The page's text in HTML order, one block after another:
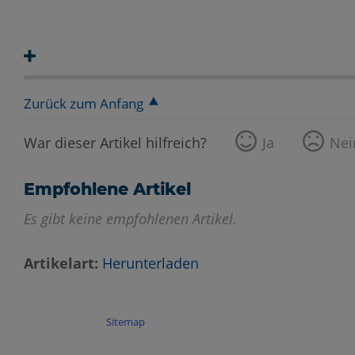
Zurück zum Anfang
War dieser Artikel hilfreich? Ja
Empfohlene Artikel
Es gibt keine empfohlenen Artikel.
Artikelart Herunterladen
Sitemap